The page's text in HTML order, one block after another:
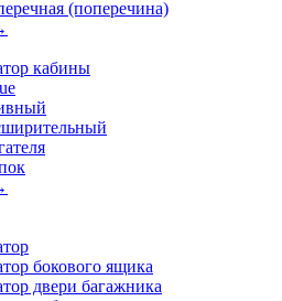
(поперечина)
кабины
бокового ящика
двери багажника